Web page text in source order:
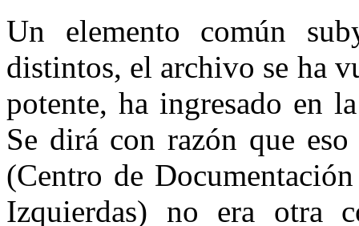
Un elemento común
distintos, el archivo se ha
potente, ha ingresado en
Se dirá con razón que
(Centro de
Izquierdas) no era otra